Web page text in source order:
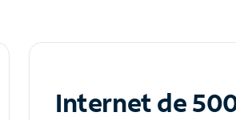
Internet de